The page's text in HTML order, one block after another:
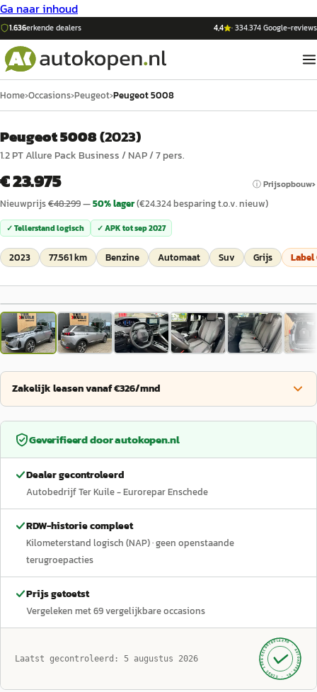
Ga naar inhoud
1.636erkende dealers 4,4 ·334.374Google-reviews
Home›Occasions›Peugeot›Peugeot 5008
Peugeot 5008(2023)
1.2 PT Allure Pack Business / NAP / 7 pers.
€ 23.975 ⓘ Prijsopbouw
Nieuwprijs€48.299—50% lager(€24.324besparing t.o.v. nieuw)
✓ Tellerstand logisch ✓ APK totsep 2027
2023 77.561 km Benzine Automaat Suv Grijs Label
1/26
Zakelijk leasen vanaf €326/mnd
Geverifieerd doorautokopen.nl
Dealer gecontroleerd
Autobedrijf Ter Kuile - Eurorepar Enschede
RDW-historie compleet
Kilometerstand logisch (NAP)· geen openstaande
terugroepacties
Prijs getoetst
Vergeleken met69vergelijkbare occasions
Laatst gecontroleerd: 5 augustus 2026 GECONTROLEERD ·
AUTOKOPEN.NL
· SINDS 1999 ·